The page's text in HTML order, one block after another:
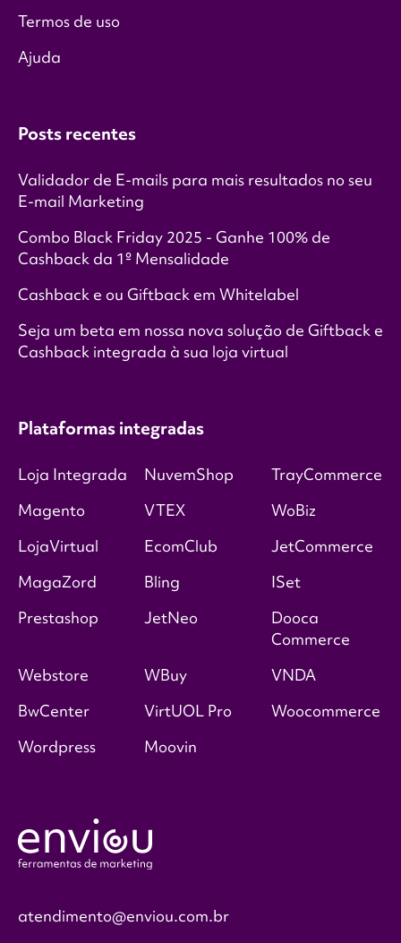
atendimento@enviou.com.br
Termos de uso
Ajuda
Posts recentes
Validador de E-mails para mais resultados no seu
E-mail Marketing
Combo Black Friday 2025 - Ganhe 100% de
Cashback da 1º Mensalidade
Cashback e ou Giftback em Whitelabel
Seja um beta em nossa nova solução de Giftback e
Cashback integrada à sua loja virtual
Plataformas integradas
Loja Integrada NuvemShop
TrayCommerce
Magento
VTEX
WoBiz
LojaVirtual
EcomClub
JetCommerce
MagaZord
Bling
ISet
Prestashop
JetNeo
Dooca
Commerce
Webstore
WBuy
VNDA
BwCenter
VirtUOL Pro
Woocommerce
Wordpress
Moovin